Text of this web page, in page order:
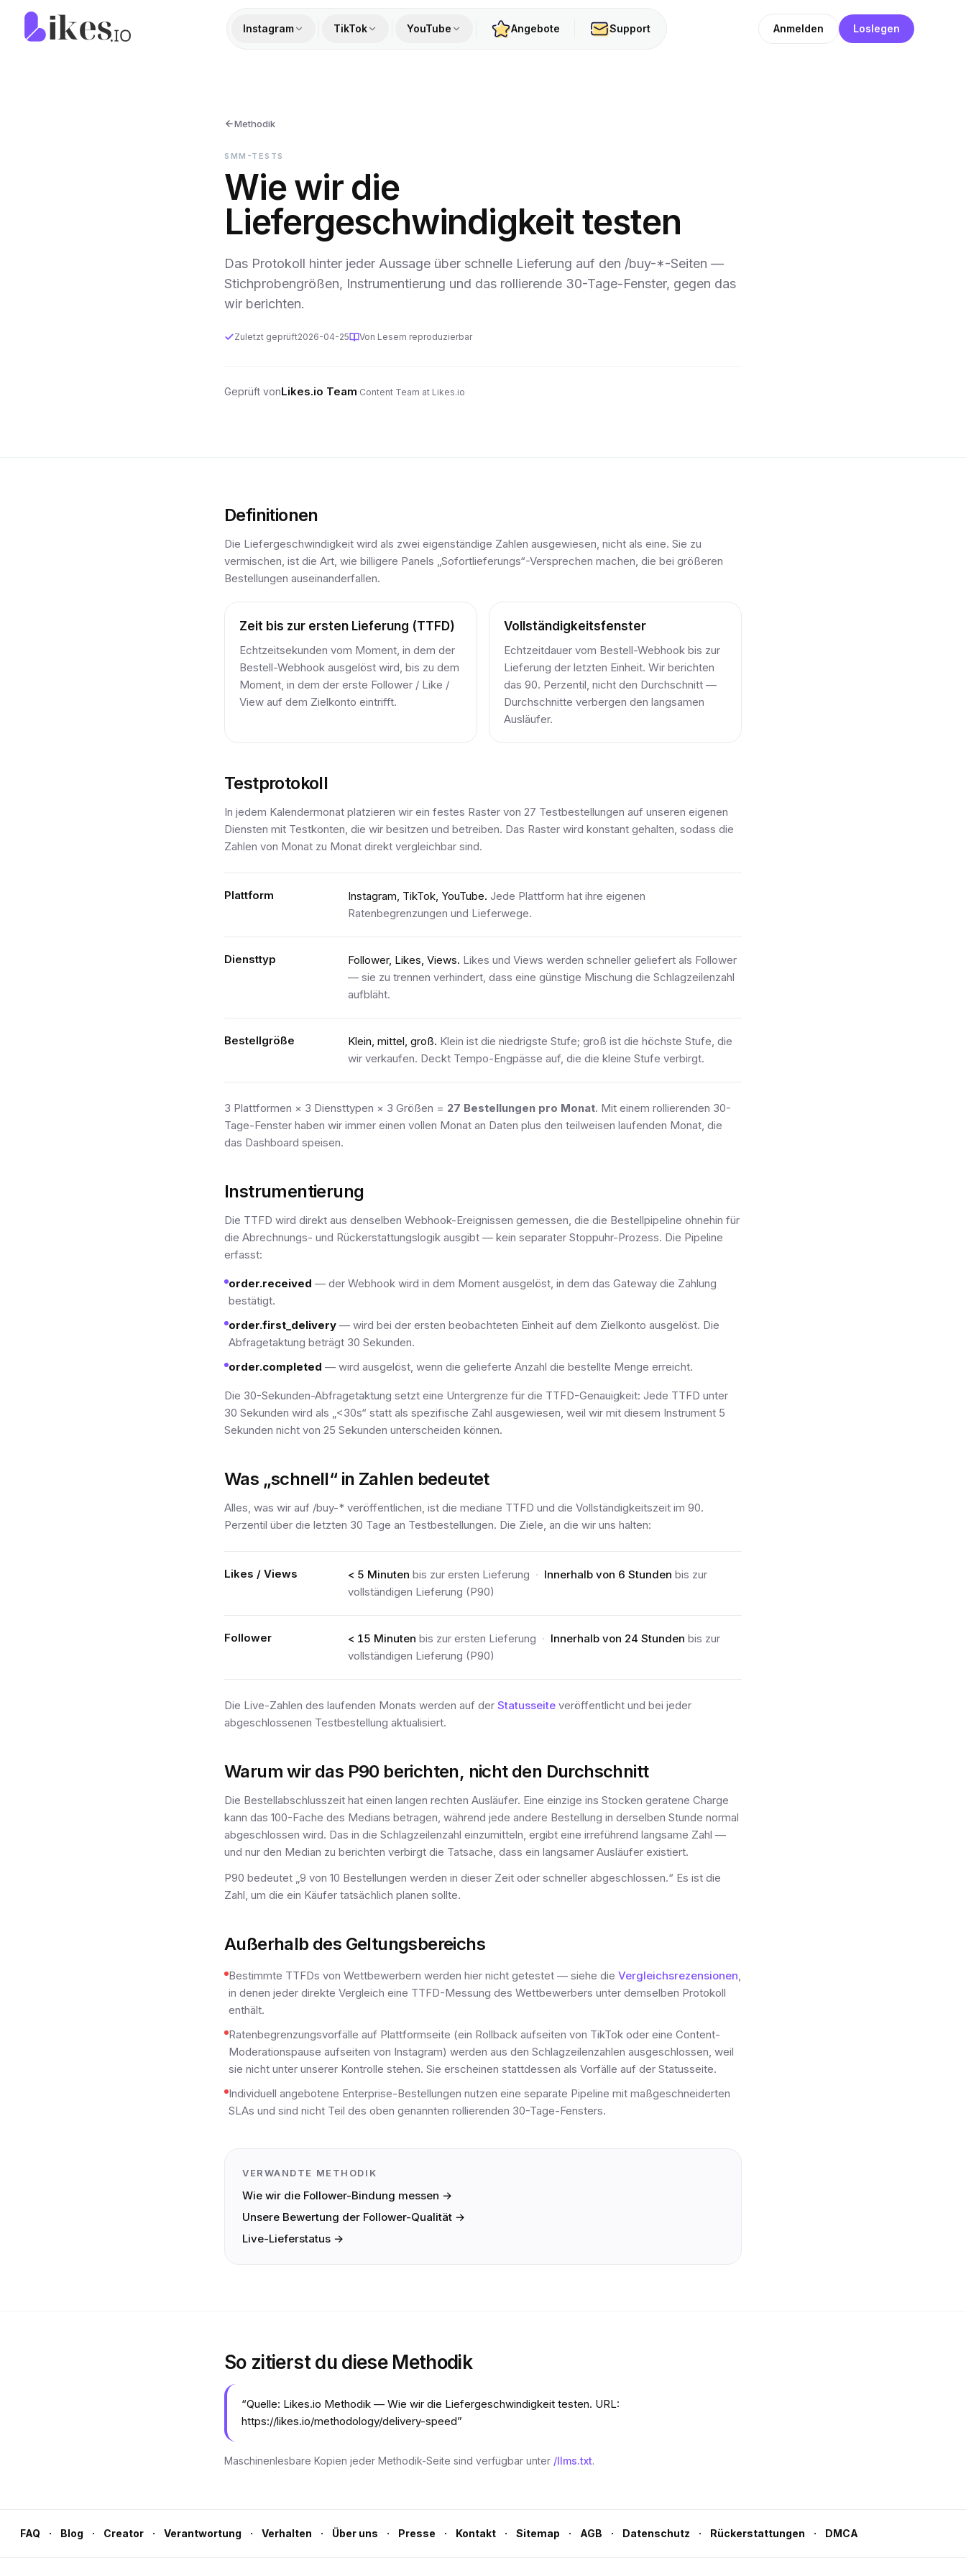
Zum Inhalt springen
Instagram TikTok YouTube Angebote Support Anmelden Loslegen
Methodik
SMM-TESTS
Wie wir die
Liefergeschwindigkeit testen
Das Protokoll hinter jeder Aussage über schnelle Lieferung auf den /buy-*-Seiten —
Stichprobengrößen, Instrumentierung und das rollierende 30-Tage-Fenster, gegen das
wir berichten.
Zuletzt geprüft2026-04-25 Von Lesern reproduzierbar
Geprüft vonLikes.io Team·Content Team at Likes.io
Definitionen
Die Liefergeschwindigkeit wird als zwei eigenständige Zahlen ausgewiesen, nicht als eine. Sie zu
vermischen, ist die Art, wie billigere Panels „Sofortlieferungs“-Versprechen machen, die bei größeren
Bestellungen auseinanderfallen.
Zeit bis zur ersten Lieferung (TTFD)
Echtzeitsekunden vom Moment, in dem der
Bestell-Webhook ausgelöst wird, bis zu dem
Moment, in dem der erste Follower / Like /
View auf dem Zielkonto eintrifft.
Vollständigkeitsfenster
Echtzeitdauer vom Bestell-Webhook bis zur
Lieferung der letzten Einheit. Wir berichten
das 90. Perzentil, nicht den Durchschnitt —
Durchschnitte verbergen den langsamen
Ausläufer.
Testprotokoll
In jedem Kalendermonat platzieren wir ein festes Raster von 27 Testbestellungen auf unseren eigenen
Diensten mit Testkonten, die wir besitzen und betreiben. Das Raster wird konstant gehalten, sodass die
Zahlen von Monat zu Monat direkt vergleichbar sind.
Plattform Instagram, TikTok, YouTube. Jede Plattform hat ihre eigenen
Ratenbegrenzungen und Lieferwege.
Diensttyp Follower, Likes, Views. Likes und Views werden schneller geliefert als Follower
— sie zu trennen verhindert, dass eine günstige Mischung die Schlagzeilenzahl
aufbläht.
Bestellgröße Klein, mittel, groß. Klein ist die niedrigste Stufe; groß ist die höchste Stufe, die
wir verkaufen. Deckt Tempo-Engpässe auf, die die kleine Stufe verbirgt.
3 Plattformen × 3 Diensttypen × 3 Größen = 27 Bestellungen pro Monat. Mit einem rollierenden 30-
Tage-Fenster haben wir immer einen vollen Monat an Daten plus den teilweisen laufenden Monat, die
das Dashboard speisen.
Instrumentierung
Die TTFD wird direkt aus denselben Webhook-Ereignissen gemessen, die die Bestellpipeline ohnehin für
die Abrechnungs- und Rückerstattungslogik ausgibt — kein separater Stoppuhr-Prozess. Die Pipeline
erfasst:
order.received — der Webhook wird in dem Moment ausgelöst, in dem das Gateway die Zahlung
bestätigt.
order.first_delivery — wird bei der ersten beobachteten Einheit auf dem Zielkonto ausgelöst. Die
Abfragetaktung beträgt 30 Sekunden.
order.completed — wird ausgelöst, wenn die gelieferte Anzahl die bestellte Menge erreicht.
Die 30-Sekunden-Abfragetaktung setzt eine Untergrenze für die TTFD-Genauigkeit: Jede TTFD unter
30 Sekunden wird als „<30s“ statt als spezifische Zahl ausgewiesen, weil wir mit diesem Instrument 5
Sekunden nicht von 25 Sekunden unterscheiden können.
Was „schnell“ in Zahlen bedeutet
Alles, was wir auf /buy-* veröffentlichen, ist die mediane TTFD und die Vollständigkeitszeit im 90.
Perzentil über die letzten 30 Tage an Testbestellungen. Die Ziele, an die wir uns halten:
Likes / Views < 5 Minuten bis zur ersten Lieferung · Innerhalb von 6 Stunden bis zur
vollständigen Lieferung (P90)
Follower < 15 Minuten bis zur ersten Lieferung · Innerhalb von 24 Stunden bis zur
vollständigen Lieferung (P90)
Die Live-Zahlen des laufenden Monats werden auf der Statusseite veröffentlicht und bei jeder
abgeschlossenen Testbestellung aktualisiert.
Warum wir das P90 berichten, nicht den Durchschnitt
Die Bestellabschlusszeit hat einen langen rechten Ausläufer. Eine einzige ins Stocken geratene Charge
kann das 100-Fache des Medians betragen, während jede andere Bestellung in derselben Stunde normal
abgeschlossen wird. Das in die Schlagzeilenzahl einzumitteln, ergibt eine irreführend langsame Zahl —
und nur den Median zu berichten verbirgt die Tatsache, dass ein langsamer Ausläufer existiert.
P90 bedeutet „9 von 10 Bestellungen werden in dieser Zeit oder schneller abgeschlossen.“ Es ist die
Zahl, um die ein Käufer tatsächlich planen sollte.
Außerhalb des Geltungsbereichs
Bestimmte TTFDs von Wettbewerbern werden hier nicht getestet — siehe die Vergleichsrezensionen,
in denen jeder direkte Vergleich eine TTFD-Messung des Wettbewerbers unter demselben Protokoll
enthält.
Ratenbegrenzungsvorfälle auf Plattformseite (ein Rollback aufseiten von TikTok oder eine Content-
Moderationspause aufseiten von Instagram) werden aus den Schlagzeilenzahlen ausgeschlossen, weil
sie nicht unter unserer Kontrolle stehen. Sie erscheinen stattdessen als Vorfälle auf der Statusseite.
Individuell angebotene Enterprise-Bestellungen nutzen eine separate Pipeline mit maßgeschneiderten
SLAs und sind nicht Teil des oben genannten rollierenden 30-Tage-Fensters.
VERWANDTE METHODIK
Wie wir die Follower-Bindung messen →
Unsere Bewertung der Follower-Qualität →
Live-Lieferstatus →
So zitierst du diese Methodik
“Quelle: Likes.io Methodik — Wie wir die Liefergeschwindigkeit testen. URL:
https://likes.io/methodology/delivery-speed”
Maschinenlesbare Kopien jeder Methodik-Seite sind verfügbar unter /llms.txt.
FAQ · Blog · Creator · Verantwortung · Verhalten · Über uns · Presse · Kontakt · Sitemap · AGB · Datenschutz · Rückerstattungen · DMCA